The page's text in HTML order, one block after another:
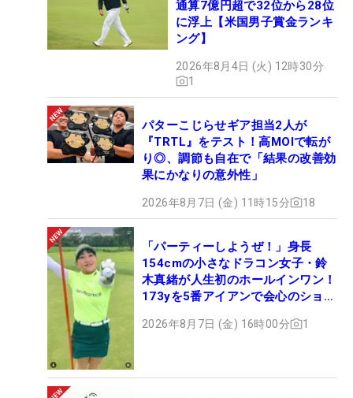
通算7億円超で32位から28位
に浮上【米国男子賞金ランキ
ング】
2026年8月4日 (火) 12時30分
1
パターこじらせギア担当2人が
『TRTL』をテスト！高MOIで転が
り◎、調節も自在で「結果の改善効
果にかなりの意外性」
2026年8月7日 (金) 11時15分 18
「パーティーしようぜ！」身長
154cmの小さなドラコン女子・鈴
木真緒が人生初のホールインワン！
173yを5番アイアンで会心のショッ
2026年8月7日 (金) 16時00分 1